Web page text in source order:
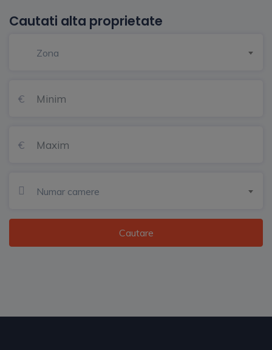
Cautati alta proprietate
Zona
Numar camere
Cautare